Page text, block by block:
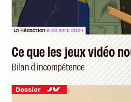
La Rédactionle 23 avril 2024
Ce que les jeux vidéo
Bilan d'incompétence
Dossier